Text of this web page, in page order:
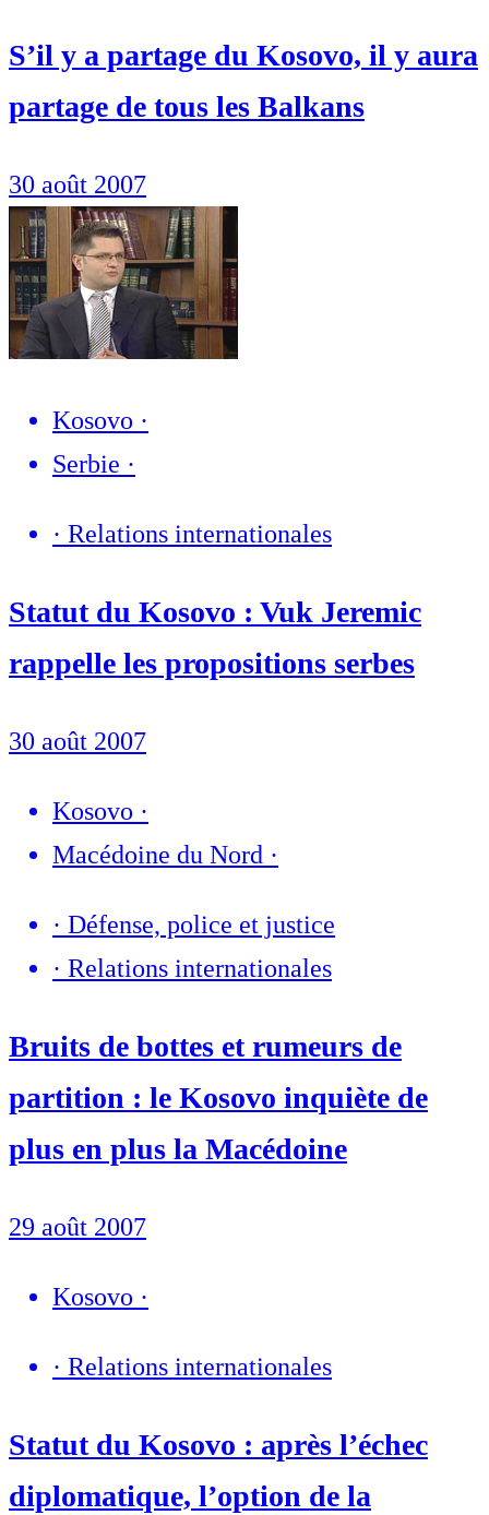
S’il y a partage du Kosovo, il y aura
partage de tous les Balkans
30 août 2007
Kosovo ·
Serbie ·
· Relations internationales
Statut du Kosovo : Vuk Jeremic
rappelle les propositions serbes
30 août 2007
Kosovo ·
Macédoine du Nord ·
· Défense, police et justice
· Relations internationales
Bruits de bottes et rumeurs de
partition : le Kosovo inquiète de
plus en plus la Macédoine
29 août 2007
Kosovo ·
· Relations internationales
Statut du Kosovo : après l’échec
diplomatique, l’option de la